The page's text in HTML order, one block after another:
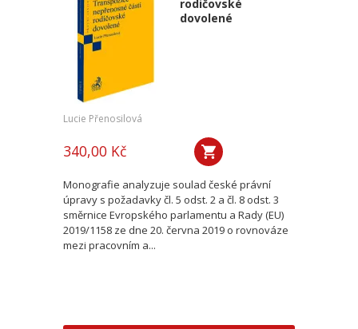
rodičovské
dovolené
Lucie Přenosilová
340,00 Kč
Monografie analyzuje soulad české právní
úpravy s požadavky čl. 5 odst. 2 a čl. 8 odst. 3
směrnice Evropského parlamentu a Rady (EU)
2019/1158 ze dne 20. června 2019 o rovnováze
mezi pracovním a...